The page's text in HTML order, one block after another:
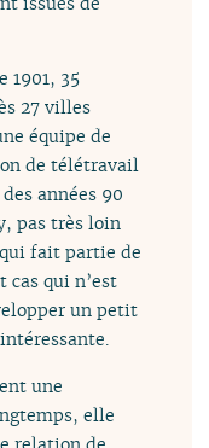
1901, 35
27 villes
équipe de
de télétravail
années 90
pas très loin
fait partie de
qui n’est
un petit
une
elle
relation de